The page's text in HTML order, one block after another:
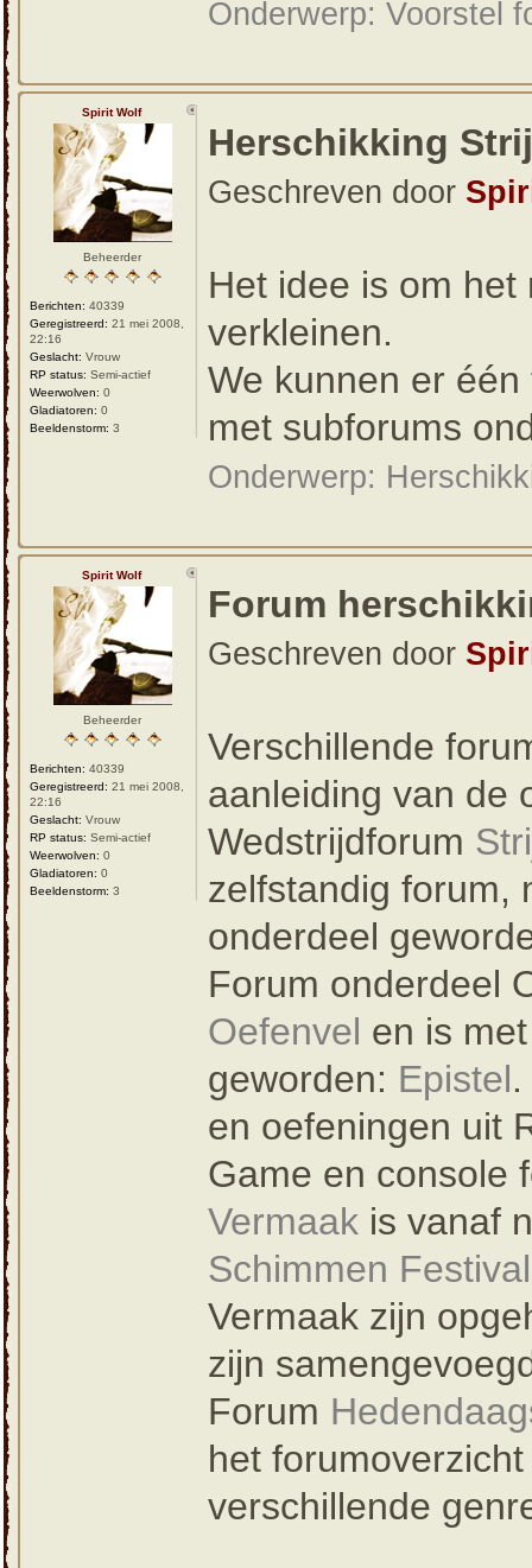
Onderwerp: Voorstel
Spirit Wolf
Beheerder
Berichten: 40339
Geregistreerd: 21 mei 2008,
22:16
Geslacht: Vrouw
RP status: Semi-actief
Weerwolven: 0
Gladiatoren: 0
Beeldenstorm: 3
Herschikking
Geschreven door
Het idee is om
verkleinen.
We kunnen er
met subforums
Onderwerp:
Spirit Wolf
Beheerder
Berichten: 40339
Geregistreerd: 21 mei 2008,
22:16
Geslacht: Vrouw
RP status: Semi-actief
Weerwolven: 0
Gladiatoren: 0
Beeldenstorm: 3
Forum
Geschreven door
Verschillende
aanleiding van de
Wedstrijdforum
zelfstandig forum,
onderdeel
Forum onderdeel
Oefenvel en is
geworden: Epistel
en oefeningen uit
Game en console
Vermaak is vanaf
Schimmen Festival
Vermaak zijn
zijn
Forum
het
verschillende